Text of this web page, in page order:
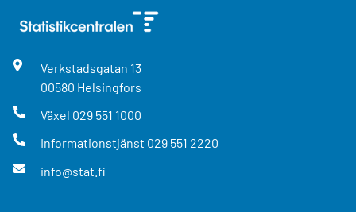
Verkstadsgatan 13
00580 Helsingfors
Växel 029 551 1000
Informationstjänst 029 551 2220
info@stat.fi